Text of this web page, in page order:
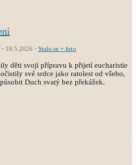
18.5.2026 Stalo se + foto
děti svoji přípravu k přijetí eucharistie
své srdce jako ratolest od všeho,
Duch svatý bez překážek.